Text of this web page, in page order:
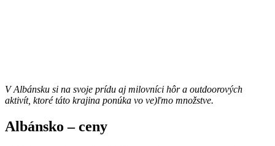
V Albánsku si na svoje prídu aj milovníci hôr a outdoorových
aktivít, ktoré táto krajina ponúka vo ve)ľmo množstve.
Albánsko – ceny